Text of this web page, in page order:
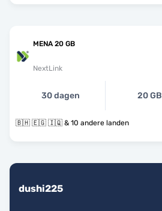
MENA 20 GB
NextLink
30 dagen 20 GB
🇧🇭 🇪🇬 🇮🇶 & 10 andere landen
dushi225